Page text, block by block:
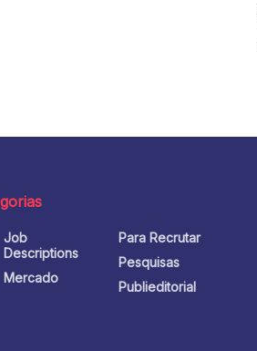
Job
Descriptions
Mercado
Para Recrutar
Pesquisas
Publieditorial